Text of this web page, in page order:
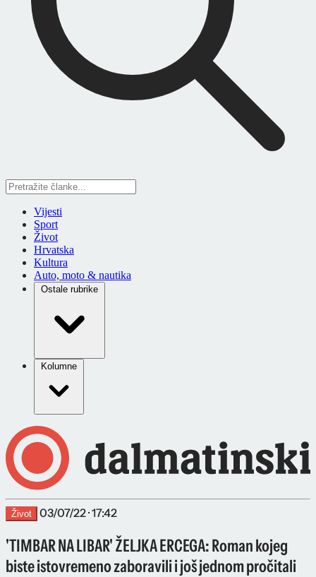
Vijesti
Sport
Život
Hrvatska
Kultura
Auto, moto & nautika
Ostale rubrike
Kolumne
Život 03/07/22 · 17:42
'TIMBAR NA LIBAR' ŽELJKA ERCEGA: Roman kojeg
biste istovremeno zaboravili i još jednom pročitali